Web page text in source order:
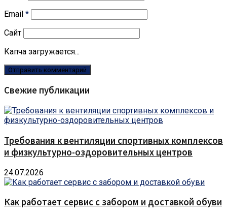
Email *
Сайт
Капча загружается...
Свежие публикации
Требования к вентиляции спортивных комплексов
и физкультурно-оздоровительных центров
24.07.2026
Как работает сервис с забором и доставкой обуви